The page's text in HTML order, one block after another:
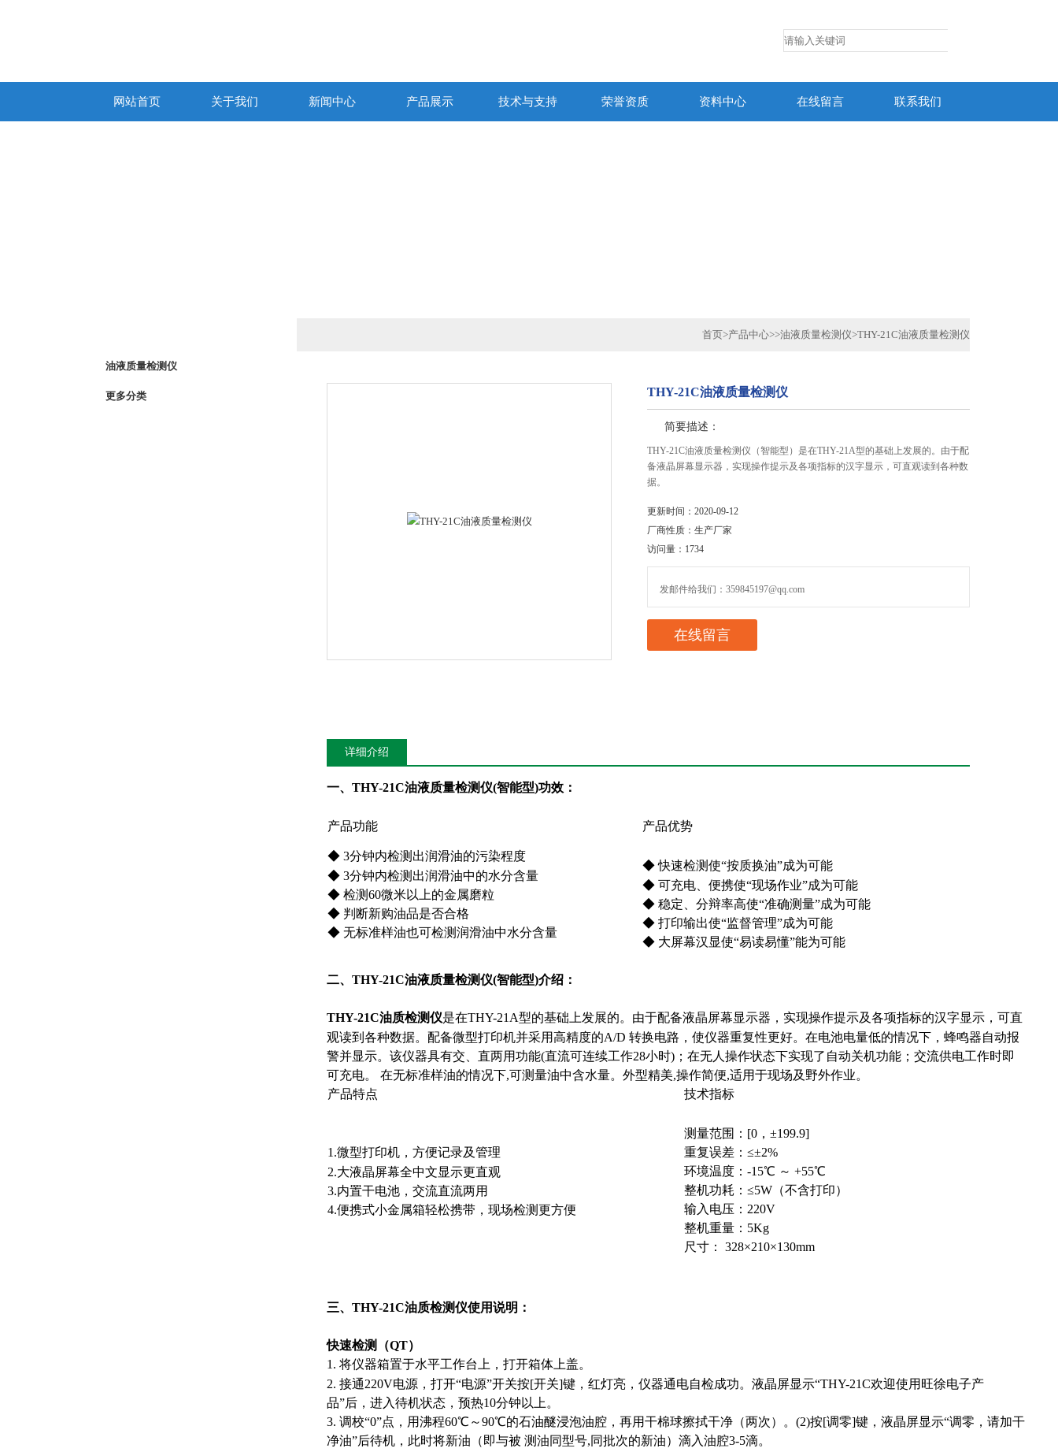
网站首页 关于我们 新闻中心 产品展示 技术与支持 荣誉资质 资料中心 在线留言 联系我们
油液质量检测仪
更多分类
首页>产品中心>>油液质量检测仪>THY-21C油液质量检测仪
THY-21C油液质量检测仪
简要描述：
THY-21C油液质量检测仪（智能型）是在THY-21A型的基础上发展的。由于配
备液晶屏幕显示器，实现操作提示及各项指标的汉字显示，可直观读到各种数
据。
更新时间：2020-09-12
厂商性质：生产厂家
访问量：1734
发邮件给我们：359845197@qq.com
在线留言
详细介绍
一、 THY-21C油液质量检测仪(智能型)功效：
产品功能 产品优势
◆ 3分钟内检测出润滑油的污染程度
◆ 3分钟内检测出润滑油中的水分含量
◆ 检测60微米以上的金属磨粒
◆ 判断新购油品是否合格
◆ 无标准样油也可检测润滑油中水分含量
◆ 快速检测使“按质换油”成为可能
◆ 可充电、便携使“现场作业”成为可能
◆ 稳定、分辩率高使“准确测量”成为可能
◆ 打印输出使“监督管理”成为可能
◆ 大屏幕汉显使“易读易懂”能为可能
二、 THY-21C油液质量检测仪(智能型)介绍：
THY-21C油质检测仪是在THY-21A型的基础上发展的。由于配备液晶屏幕显示器，实现操作提示及各项指标的汉字显示，可直
观读到各种数据。配备微型打印机并采用高精度的A/D 转换电路，使仪器重复性更好。在电池电量低的情况下，蜂鸣器自动报
警并显示。该仪器具有交、直两用功能(直流可连续工作28小时)；在无人操作状态下实现了自动关机功能；交流供电工作时即
可充电。 在无标准样油的情况下,可测量油中含水量。外型精美,操作简便,适用于现场及野外作业。
产品特点 技术指标
1.微型打印机，方便记录及管理
2.大液晶屏幕全中文显示更直观
3.内置干电池，交流直流两用
4.便携式小金属箱轻松携带，现场检测更方便
测量范围：[0，±199.9]
重复误差：≤±2%
环境温度：-15℃ ～ +55℃
整机功耗：≤5W（不含打印）
输入电压：220V
整机重量：5Kg
尺寸： 328×210×130mm
三、THY-21C油质检测仪使用说明：
快速检测（QT）
1. 将仪器箱置于水平工作台上，打开箱体上盖。
2. 接通220V电源，打开“电源”开关按[开关]键，红灯亮，仪器通电自检成功。液晶屏显示“THY-21C欢迎使用旺徐电子产
品”后，进入待机状态，预热10分钟以上。
3. 调校“0”点，用沸程60℃～90℃的石油醚浸泡油腔，再用干棉球擦拭干净（两次）。(2)按[调零]键，液晶屏显示“调零，请加干
净油”后待机，此时将新油（即与被 测油同型号,同批次的新油）滴入油腔3-5滴。